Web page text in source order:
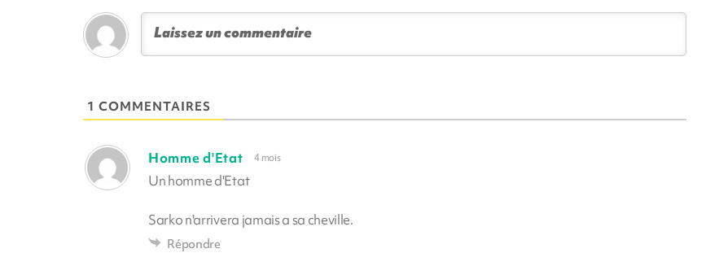
1 COMMENTAIRES
Homme d'Etat 4 mois
Un homme d'Etat
Sarko n'arrivera jamais a sa cheville.
Répondre